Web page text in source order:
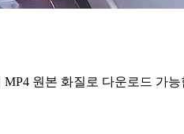
MP4 원본 화질로 다운로드 가